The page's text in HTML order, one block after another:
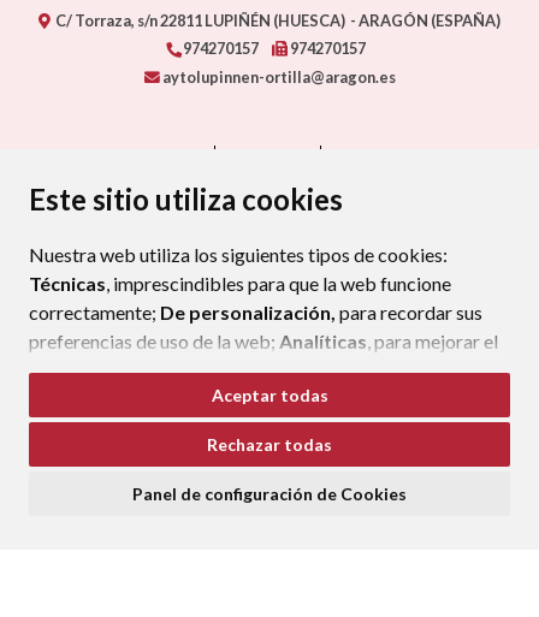
Este sitio utiliza cookies
Nuestra web utiliza los siguientes tipos de cookies:
Técnicas, imprescindibles para que la web funcione
correctamente; De personalización, para recordar sus
preferencias de uso de la web; Analíticas, para mejorar el
funcionamiento de la web y sus servicios.
Si acepta pulsando el botón“Aceptar todas”
consideramos que acepta su uso. Si pulsa el botón
ninguna acción, se guardarán las cookies técnicas
Aceptar todas
Rechazar todas
Panel de configuración de Cookies
C/ Torraza, s/n22811LUPIÑÉN (HUESCA) - ARAGÓN (ESPAÑA)
974270157
974270157
aytolupinnen-ortilla@aragon.es
PROTECCIÓN DE DATOS
POLÍTICA DE COOKIES